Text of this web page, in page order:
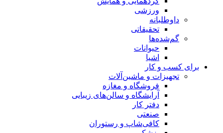
ورزشی
داوطلبانه
تحقیقاتی
گم‌شده‌ها
حیوانات
اشیا
برای کسب و کار
تجهیزات و ماشین‌آلات
فروشگاه و مغازه
آرایشگاه و سالن‌های زیبایی
دفتر کار
صنعتی
کافی‌شاپ و رستوران